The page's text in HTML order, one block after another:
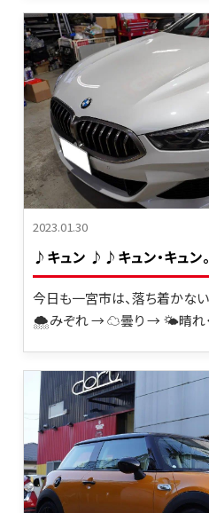
2023.01.30
♪キュン ♪♪キュン・キュ
今日も一宮市は、落ち着かな
🌨みぞれ → ☁曇り → 🌤晴れ